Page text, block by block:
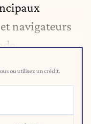
navigateurs
ou utilisez un crédit.